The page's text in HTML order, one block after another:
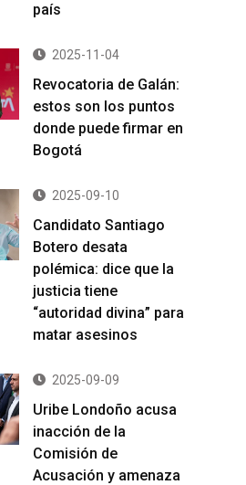
país
2025-11-04
Revocatoria de Galán:
estos son los puntos
donde puede firmar en
Bogotá
2025-09-10
Candidato Santiago
Botero desata
polémica: dice que la
justicia tiene
“autoridad divina” para
matar asesinos
2025-09-09
Uribe Londoño acusa
inacción de la
Comisión de
Acusación y amenaza